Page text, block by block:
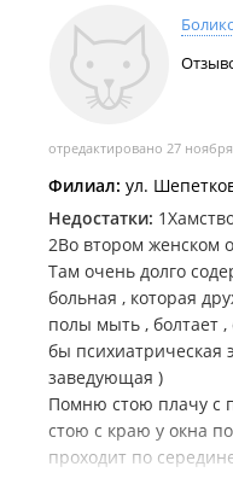
мне нельзя
Это конечно мудро ,
как мой отец тратить
Может мне нужно
подлечить нервы .
Но бить в живот ?
Не дать прочесть ,
Принуждать мыть
отредактировано 27 ноября
Филиал: ул.
Недостатки:
2Во втором женском
Там очень долго
больная , которая
полы мыть , болтает
бы психиатрическая
заведующая )
Помню стою плачу с
стою с краю у окна
проходит по